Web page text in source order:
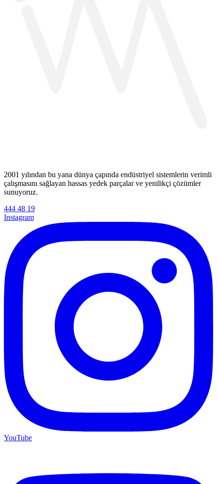
2001 yılından bu yana dünya çapında endüstriyel sistemlerin verimli
çalışmasını sağlayan hassas yedek parçalar ve yenilikçi çözümler
sunuyoruz.
444 48 19
Instagram
YouTube